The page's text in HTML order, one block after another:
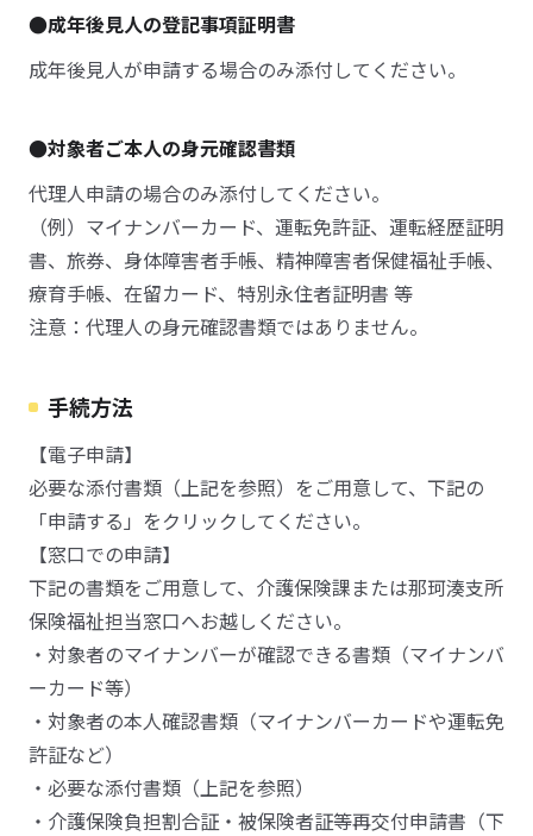
●成年後見人の登記事項証明書
成年後見人が申請する場合のみ添付してください。
●対象者ご本人の身元確認書類
代理人申請の場合のみ添付してください。
（例）マイナンバーカード、運転免許証、運転経歴証明
書、旅券、身体障害者手帳、精神障害者保健福祉手帳、
療育手帳、在留カード、特別永住者証明書 等
注意：代理人の身元確認書類ではありません。
手続方法
【電子申請】
必要な添付書類（上記を参照）をご用意して、下記の
「申請する」をクリックしてください。
【窓口での申請】
下記の書類をご用意して、介護保険課または那珂湊支所
保険福祉担当窓口へお越しください。
・対象者のマイナンバーが確認できる書類（マイナンバ
ーカード等）
・対象者の本人確認書類（マイナンバーカードや運転免
許証など）
・必要な添付書類（上記を参照）
・介護保険負担割合証・被保険者証等再交付申請書（下